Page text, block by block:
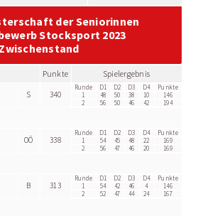
der Seniorinnen
Stocksport 2023
Zwischenstand
Punkte Spielergebnis
S 340
Runde D1 D2 D3 D4
Punkte
1
48 50 38 10
146
2
56 50 46 42
194
OÖ 338
Runde D1 D2 D3 D4
Punkte
1
54 45 48 22
169
2
56 47 46 20
169
B 313
Runde D1 D2 D3 D4
Punkte
1
54 42 46 4
146
2
52 47 44 24
167